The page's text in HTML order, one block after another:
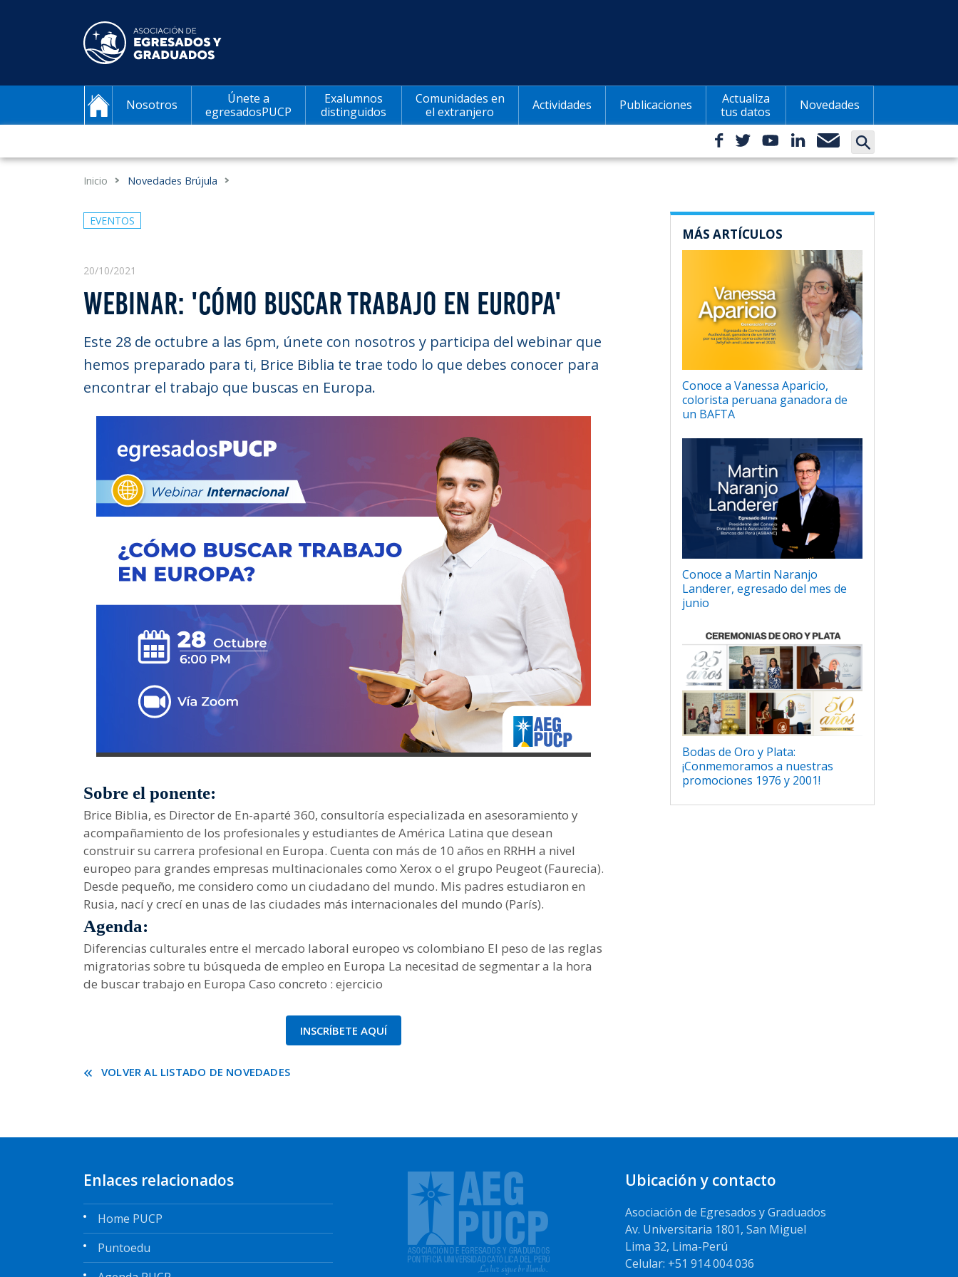
Nosotros
Únete a
egresadosPUCP
Exalumnos
distinguidos
Comunidades en
el extranjero
Actividades Publicaciones
Actualiza
tus datos
Novedades
Inicio Novedades Brújula
EVENTOS
20/10/2021
WEBINAR: 'CÓMO BUSCAR TRABAJO EN EUROPA'
Este 28 de octubre a las 6pm, únete con nosotros y participa del webinar que
hemos preparado para ti, Brice Biblia te trae todo lo que debes conocer para
encontrar el trabajo que buscas en Europa.
Sobre el ponente:
Brice Biblia, es Director de En-aparté 360, consultoría especializada en asesoramiento y
acompañamiento de los profesionales y estudiantes de América Latina que desean
construir su carrera profesional en Europa. Cuenta con más de 10 años en RRHH a nivel
europeo para grandes empresas multinacionales como Xerox o el grupo Peugeot (Faurecia).
Desde pequeño, me considero como un ciudadano del mundo. Mis padres estudiaron en
Rusia, nací y crecí en unas de las ciudades más internacionales del mundo (París).
Agenda:
Diferencias culturales entre el mercado laboral europeo vs colombiano El peso de las reglas
migratorias sobre tu búsqueda de empleo en Europa La necesitad de segmentar a la hora
de buscar trabajo en Europa Caso concreto : ejercicio
INSCRÍBETE AQUÍ
VOLVER AL LISTADO DE NOVEDADES
MÁS ARTÍCULOS
Conoce a Vanessa Aparicio,
colorista peruana ganadora de
un BAFTA
Conoce a Martin Naranjo
Landerer, egresado del mes de
junio
Bodas de Oro y Plata:
¡Conmemoramos a nuestras
promociones 1976 y 2001!
Enlaces relacionados
Home PUCP
Puntoedu
Ubicación y contacto
Asociación de Egresados y Graduados
Av. Universitaria 1801, San Miguel
Lima 32, Lima-Perú
Celular: +51 914 004 036